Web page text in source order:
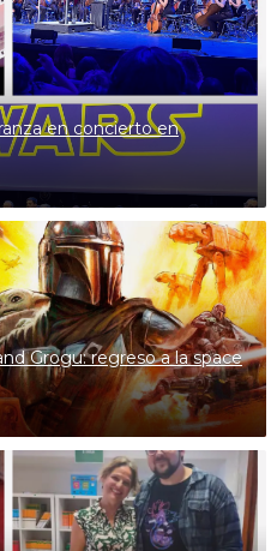
en concierto en
Grogu: regreso a la space